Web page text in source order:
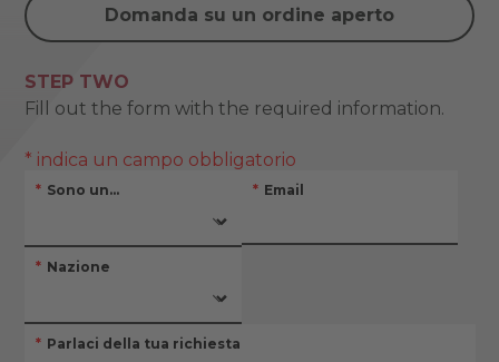
Domanda su un ordine aperto
STEP TWO
Fill out the form with the required information.